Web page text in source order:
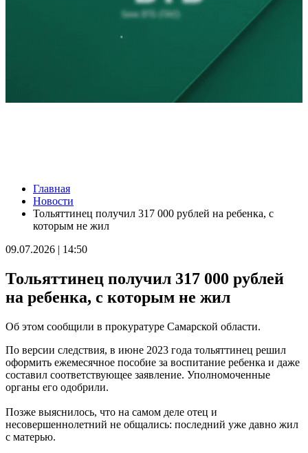
В Самаре ветераны СВО сыграли в пляжный волейбол с
молодежью
08.08.2026 | 11:20
В Самаре со дна Волги подняли тело утонувшего мужчины
Вячеслав Федорищев поздравил жителей Самарской области с
08.08.2026 | 11:05
Два человека погибли в столкновении моторной лодки и
катера под Самарой
Народные приметы на 9 августа 2026 года: что нельзя делать в
08.08.2026 | 10:27
Где в Самаре отключат холодную воду 8 августа: список
адресов
08.08.2026 | 10:15
августа
08.08.2026 | 09:54
Кардиолог Алексей Алексеенко рассказал, как снизить риски
Главная
Новости
Тольяттинец получил 317 000 рублей на ребенка, с
которым не жил
09.07.2026 | 14:50
Тольяттинец получил 317 000 рублей
на ребенка, с которым не жил
Об этом сообщили в прокуратуре Самарской области.
По версии следствия, в июне 2023 года тольяттинец решил
оформить ежемесячное пособие за воспитание ребенка и даже
составил соответствующее заявление. Уполномоченные
органы его одобрили.
Позже выяснилось, что на самом деле отец и
несовершеннолетний не общались: последний уже давно жил
с матерью.